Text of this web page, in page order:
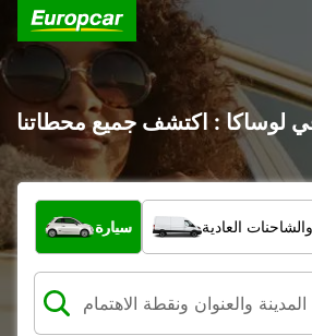
لوساكا : اكتشف جميع محطاتنا
ما نوع المركبة؟
سيارة العادية